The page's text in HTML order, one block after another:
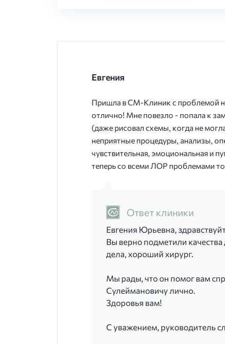
Евгения
Пришла в СМ-Клиник с проблемой
отлично! Мне повезло - попала к
(даже рисовал схемы, когда не
неприятные процедуры, анализы,
чувствительная, эмоциональная и
теперь со всеми ЛОР проблемами
Ответ клиники
Евгения Юрьевна,
Вы верно подметили
дела, хороший хирург.
Мы рады, что он помог вам
Сулеймановичу лично.
Здоровья вам!
С уважением, руководитель